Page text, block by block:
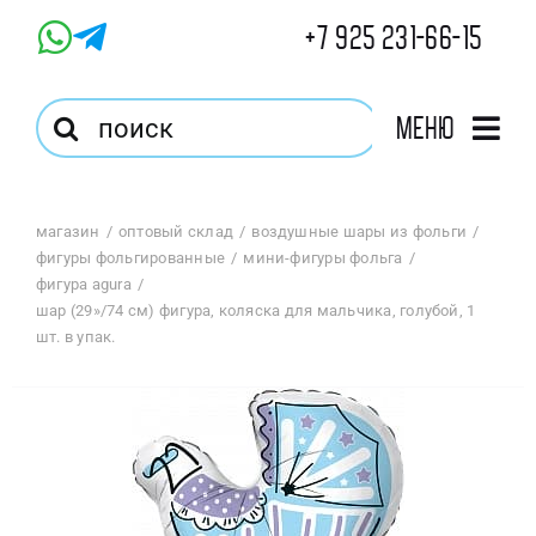
+7 925 231-66-15
Результат
поиска:
Меню
Магазин
Оптовый Магазин
Избранное
магазин оптовый склад
воздушные шары из фольги
фигуры фольгированные
мини-фигуры фольга
фигура agura
шар (29»/74 см) фигура, коляска для мальчика, голубой, 1
шт. в упак.